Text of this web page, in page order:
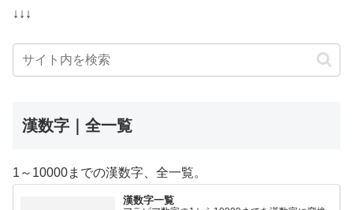
↓↓↓
漢数字｜全一覧
1～10000までの漢数字、全一覧。
漢数字一覧